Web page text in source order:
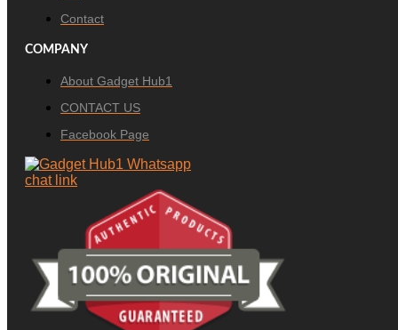
Contact
COMPANY
About Gadget Hub1
CONTACT US
Facebook Page